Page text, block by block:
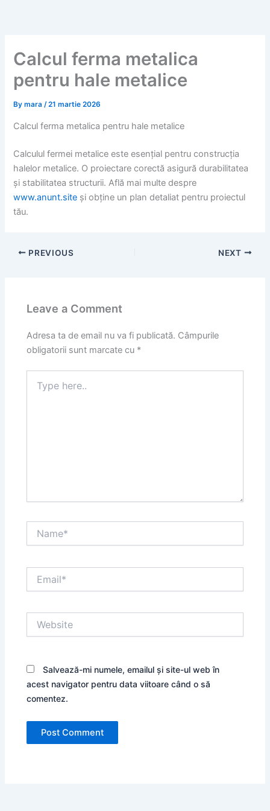
Calcul ferma metalica
pentru hale metalice
Bymara/21 martie 2026
Calcul ferma metalica pentru hale metalice
Calculul fermei metalice este esențial pentru construcția
halelor metalice. O proiectare corectă asigură durabilitatea
și stabilitatea structurii. Află mai multe despre
www.anunt.site și obține un plan detaliat pentru proiectul
tău.
PREVIOUS NEXT
Leave a Comment
Adresa ta de email nu va fi publicată. Câmpurile
obligatorii sunt marcate cu *
here..
Salvează-mi numele, emailul și site-ul web în
acest navigator pentru data viitoare când o să
comentez.